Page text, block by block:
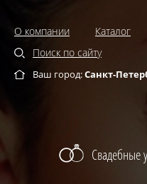
О компании
Каталог
Поиск по сайту
Ваш город:Санкт-
Свадебные